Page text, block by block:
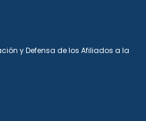
y Defensa de los Afiliados a la